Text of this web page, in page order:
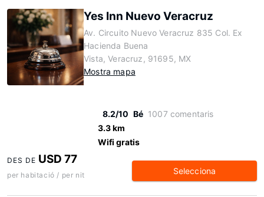
Yes Inn Nuevo Veracruz
Av. Circuito Nuevo Veracruz 835 Col. Ex
Hacienda Buena
Vista, Veracruz, 91695, MX
Mostra mapa
8.2/10 Bé 1007 comentaris
3.3 km
Wifi gratis
DES DE USD 77
per habitació / per nit Selecciona